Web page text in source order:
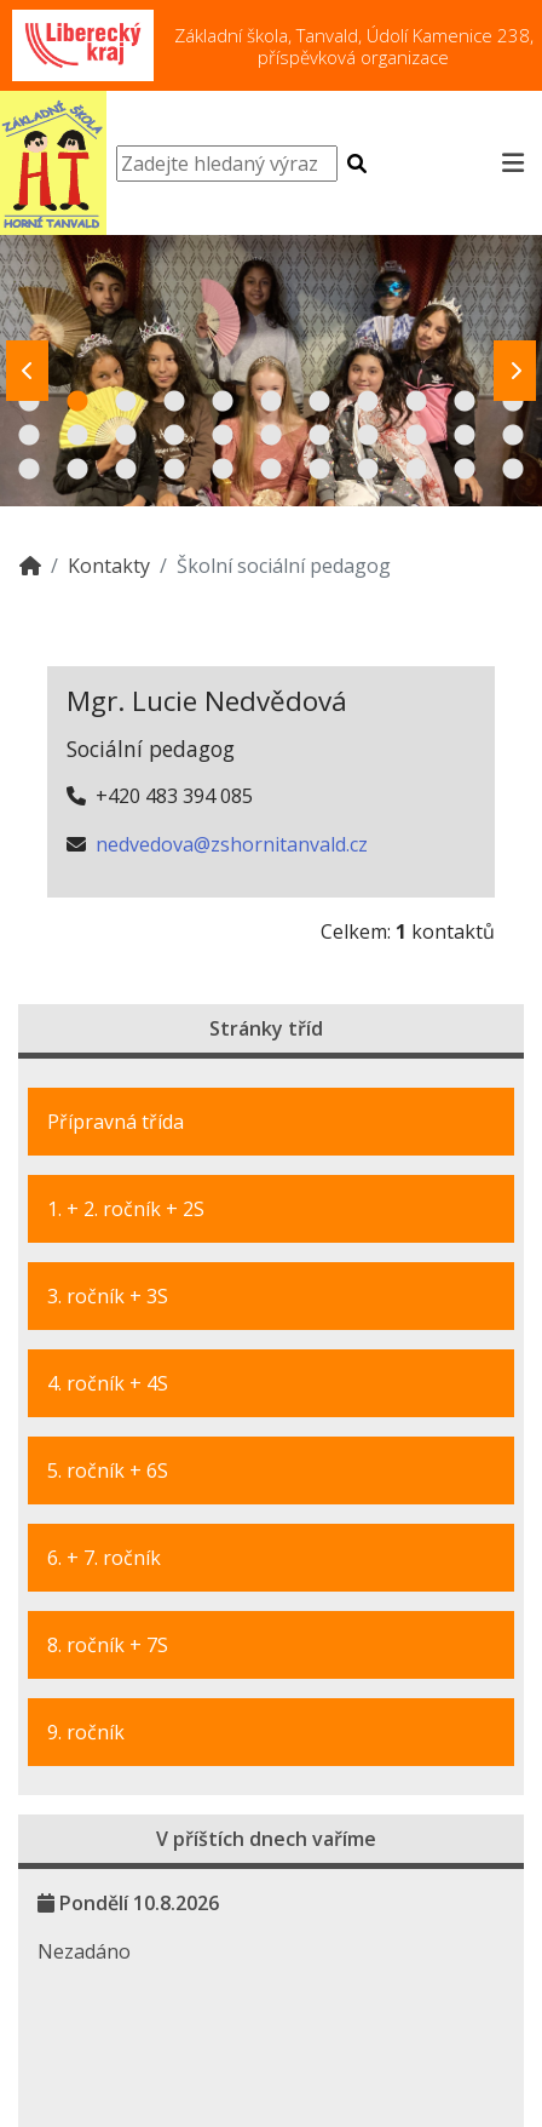
Základní škola, Tanvald, Údolí Kamenice 238,
příspěvková organizace
Kontakty Školní sociální pedagog
Mgr. Lucie Nedvědová
Sociální pedagog
+420 483 394 085
nedvedova@zshornitanvald.cz
Celkem: 1 kontaktů
Stránky tříd
Přípravná třída
1. + 2. ročník + 2S
3. ročník + 3S
4. ročník + 4S
5. ročník + 6S
6. + 7. ročník
8. ročník + 7S
9. ročník
V příštích dnech vaříme
Pondělí 10.8.2026
Nezadáno